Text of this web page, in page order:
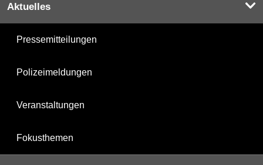
Aktuelles
Pressemitteilungen
Polizeimeldungen
Veranstaltungen
Fokusthemen